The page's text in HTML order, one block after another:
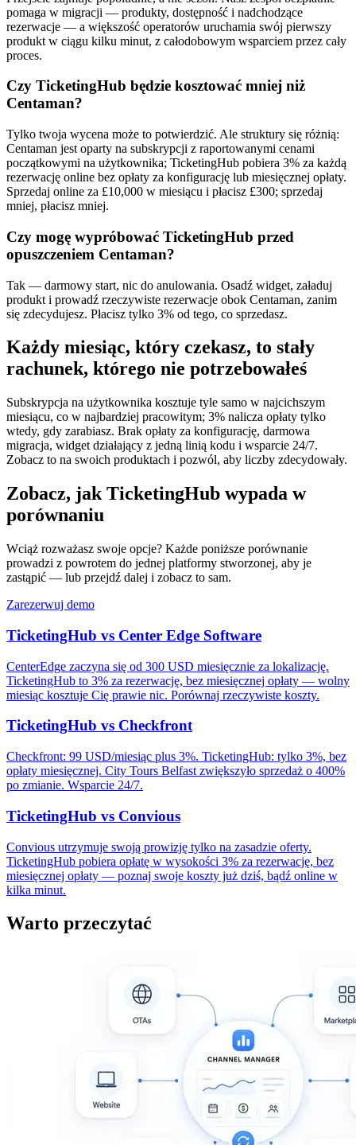
pomaga w migracji — produkty, dostępność i nadchodzące
rezerwacje — a większość operatorów uruchamia swój pierwszy
produkt w ciągu kilku minut, z całodobowym wsparciem przez cały
proces.
Czy TicketingHub będzie kosztować mniej niż
Centaman?
Tylko twoja wycena może to potwierdzić. Ale struktury się różnią:
Centaman jest oparty na subskrypcji z raportowanymi cenami
początkowymi na użytkownika; TicketingHub pobiera 3% za każdą
rezerwację online bez opłaty za konfigurację lub miesięcznej opłaty.
Sprzedaj online za £10,000 w miesiącu i płacisz £300; sprzedaj
mniej, płacisz mniej.
Czy mogę wypróbować TicketingHub przed
opuszczeniem Centaman?
Tak — darmowy start, nic do anulowania. Osadź widget, załaduj
produkt i prowadź rzeczywiste rezerwacje obok Centaman, zanim
się zdecydujesz. Płacisz tylko 3% od tego, co sprzedasz.
Każdy miesiąc, który czekasz, to stały
rachunek, którego nie potrzebowałeś
Subskrypcja na użytkownika kosztuje tyle samo w najcichszym
miesiącu, co w najbardziej pracowitym; 3% nalicza opłaty tylko
wtedy, gdy zarabiasz. Brak opłaty za konfigurację, darmowa
migracja, widget działający z jedną linią kodu i wsparcie 24/7.
Zobacz to na swoich produktach i pozwól, aby liczby zdecydowały.
Zobacz, jak TicketingHub wypada w
porównaniu
Wciąż rozważasz swoje opcje? Każde poniższe porównanie
prowadzi z powrotem do jednej platformy stworzonej, aby je
zastąpić — lub przejdź dalej i zobacz to sam.
Zarezerwuj demo
TicketingHub vs Center Edge Software
CenterEdge zaczyna się od 300 USD miesięcznie za lokalizację.
TicketingHub to 3% za rezerwację, bez miesięcznej opłaty — wolny
miesiąc kosztuje Cię prawie nic. Porównaj rzeczywiste koszty.
TicketingHub vs Checkfront
Checkfront: 99 USD/miesiąc plus 3%. TicketingHub: tylko 3%, bez
opłaty miesięcznej. City Tours Belfast zwiększyło sprzedaż o 400%
po zmianie. Wsparcie 24/7.
TicketingHub vs Convious
Convious utrzymuje swoją prowizję tylko na zasadzie oferty.
TicketingHub pobiera opłatę w wysokości 3% za rezerwację, bez
miesięcznej opłaty — poznaj swoje koszty już dziś, bądź online w
kilka minut.
Warto przeczytać